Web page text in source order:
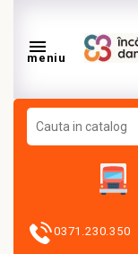

meniu
0371.230.350